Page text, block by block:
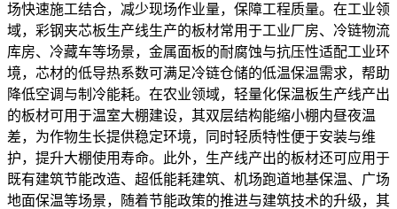
场快速施工结合，减少现场作业量，保障工程质量。在工业领
域，彩钢夹芯板生产线生产的板材常用于工业厂房、冷链物流
库房、冷藏车等场景，金属面板的耐腐蚀与抗压性适配工业环
境，芯材的低导热系数可满足冷链仓储的低温保温需求，帮助
降低空调与制冷能耗。在农业领域，轻量化保温板生产线产出
的板材可用于温室大棚建设，其双层结构能缩小棚内昼夜温
差，为作物生长提供稳定环境，同时轻质特性便于安装与维
护，提升大棚使用寿命。此外，生产线产出的板材还可应用于
既有建筑节能改造、超低能耗建筑、机场跑道地基保温、广场
地面保温等场景，随着节能政策的推进与建筑技术的升级，其